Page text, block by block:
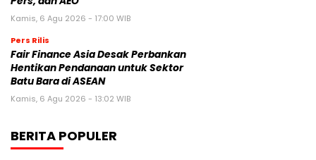
Kamis, 6 Agu 2026 - 17:00 WIB
Pers Rilis
Fair Finance Asia Desak Perbankan
Hentikan Pendanaan untuk Sektor
Batu Bara di ASEAN
Kamis, 6 Agu 2026 - 13:02 WIB
BERITA POPULER